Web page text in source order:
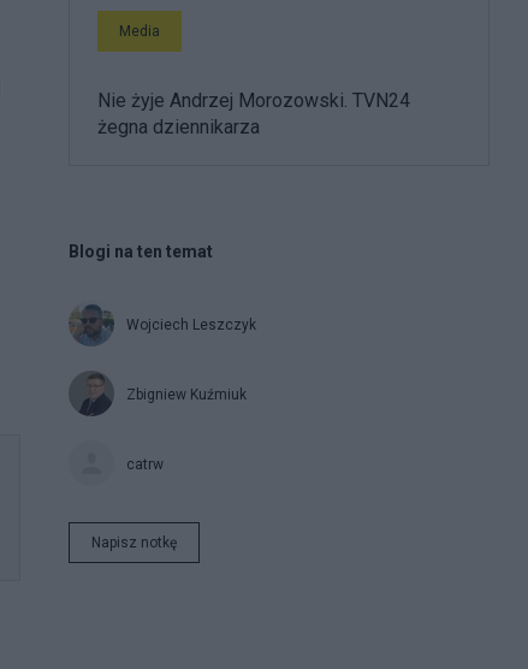
Media
Nie żyje Andrzej Morozowski. TVN24
żegna dziennikarza
Blogi na ten temat
Wojciech Leszczyk
Zbigniew Kuźmiuk
catrw
Napisz notkę